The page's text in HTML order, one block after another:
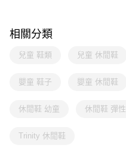
相關分類
兒童 鞋類 兒童 休閒鞋
嬰童 鞋子 嬰童 休閒鞋
休閒鞋 幼童 休閒鞋 彈性
Trinity 休閒鞋